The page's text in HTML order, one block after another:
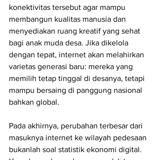
konektivitas tersebut agar mampu
membangun kualitas manusia dan
menyediakan ruang kreatif yang sehat
bagi anak muda desa. Jika dikelola
dengan tepat, internet akan melahirkan
varietas generasi baru: mereka yang
memilih tetap tinggal di desanya, tetapi
mampu bersaing di panggung nasional
bahkan global.
Pada akhirnya, perubahan terbesar dari
masuknya internet ke wilayah pedesaan
bukanlah soal statistik ekonomi digital.